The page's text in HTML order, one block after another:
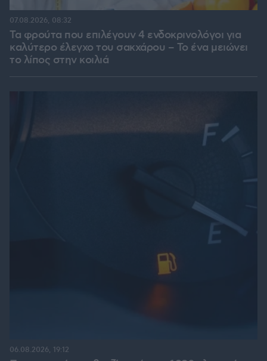
Τα φρούτα που επιλέγουν 4 ενδοκρινολόγοι για
καλύτερο έλεγχο του σακχάρου – Το ένα μειώνει
το λίπος στην κοιλιά
07.08.2026, 08:32
06.08.2026, 19:12